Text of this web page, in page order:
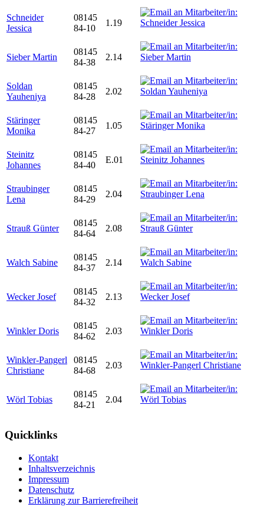
Schneider
Jessica
08145
84-10
1.19
Sieber Martin
08145
84-38
2.14
Soldan
Yauheniya
08145
84-28
2.02
Stäringer
Monika
08145
84-27
1.05
Steinitz
Johannes
08145
84-40
E.01
Straubinger
Lena
08145
84-29
2.04
Strauß Günter
08145
84-64
2.08
Walch Sabine
08145
84-37
2.14
Wecker Josef
08145
84-32
2.13
Winkler Doris
08145
84-62
2.03
Winkler-Pangerl
Christiane
08145
84-68
2.03
Wörl Tobias
08145
84-21
2.04
Quicklinks
Kontakt
Inhaltsverzeichnis
Impressum
Datenschutz
Erklärung zur Barrierefreiheit